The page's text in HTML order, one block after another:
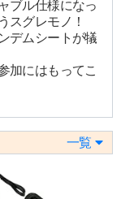
ブル仕様になっ
スグレモノ！
デムシートが犠
加にはもってこ
一覧